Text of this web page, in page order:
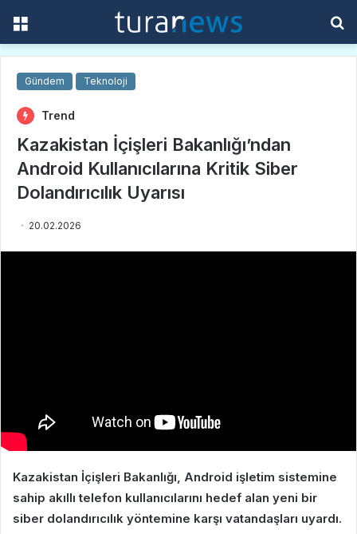
Gündem Teknoloji
Trend
Kazakistan İçişleri Bakanlığı’ndan
Android Kullanıcılarına Kritik Siber
Dolandırıcılık Uyarısı
20.02.2026
Kazakistan İçişleri Bakanlığı, Android işletim sistemine
sahip akıllı telefon kullanıcılarını hedef alan yeni bir
siber dolandırıcılık yöntemine karşı vatandaşları uyardı.